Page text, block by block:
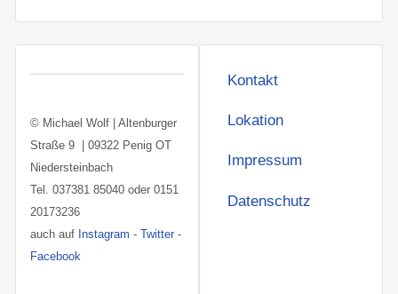
© Michael Wolf | Altenburger
Straße 9 | 09322 Penig OT
Niedersteinbach
Tel. 037381 85040 oder 0151
20173236
auch auf Instagram - Twitter-
Facebook
Kontakt
Lokation
Impressum
Datenschutz